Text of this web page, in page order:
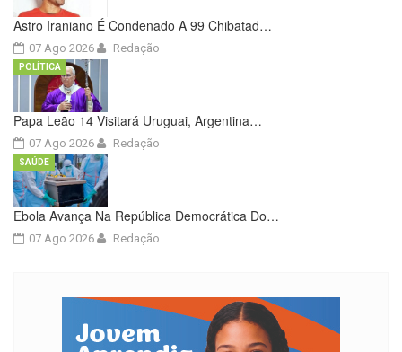
Astro Iraniano É Condenado A 99 Chibatad…
07 Ago 2026 Redação
Papa Leão 14 Visitará Uruguai, Argentina…
07 Ago 2026
POLÍTICA
Redação
Ebola Avança Na República Democrática Do…
07 Ago 2026
SAÚDE
Redação